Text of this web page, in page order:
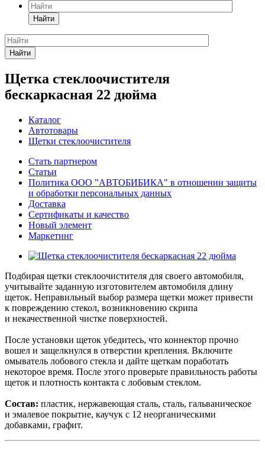
Найти
Найти
Щетка стеклоочистителя
бескаркасная 22 дюйма
Каталог
Автотовары
Щетки стеклоочистителя
Стать партнером
Статьи
Политика ООО "АВТОБИБИКА" в отношении защиты
и обработки персональных данных
Доставка
Сертификаты и качество
Новый элемент
Маркетинг
Подбирая щетки стеклоочистителя для своего автомобиля,
учитывайте заданную изготовителем автомобиля длину
щеток. Неправильный выбор размера щетки может привести
к повреждению стекол, возникновению скрипа
и некачественной чистке поверхностей.
После установки щеток убедитесь, что коннектор прочно
вошел и защелкнулся в отверстии крепления. Включите
омыватель лобового стекла и дайте щеткам поработать
некоторое время. После этого проверьте правильность работы
щеток и плотность контакта с лобовым стеклом.
Состав: пластик, нержавеющая сталь, сталь, гальваническое
и эмалевое покрытие, каучук с 12 неорганическими
добавками, графит.